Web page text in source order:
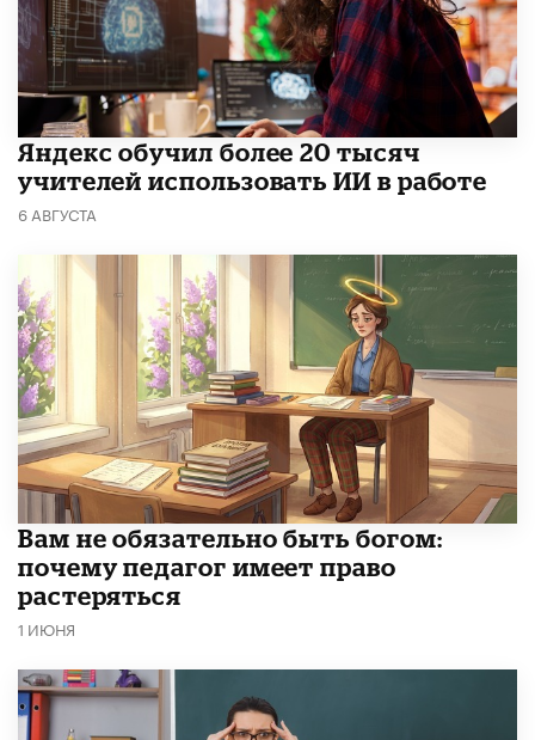
​Яндекс обучил более 20 тысяч
учителей использовать ИИ в работе
6 АВГУСТА
​Вам не обязательно быть богом:
почему педагог имеет право
растеряться
1 ИЮНЯ